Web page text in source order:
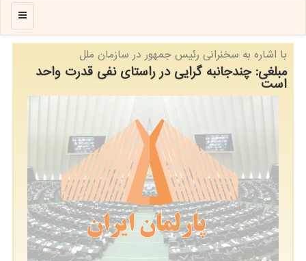
منو
با اشاره به سخنرانی رئیس جمهور در سازمان ملل
مبلغی: چندجانبه گرایی در راستای نفی قدرت واحد
است